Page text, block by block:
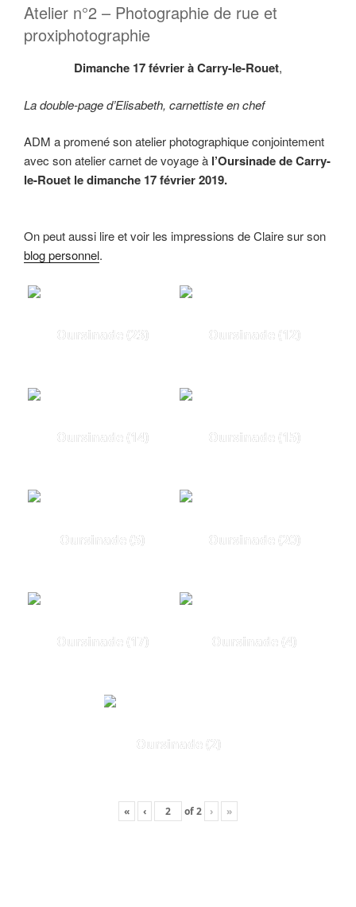
Atelier n°2 – Photographie de rue et
proxiphotographie
Dimanche 17 février à Carry-le-Rouet,
La double-page d’Elisabeth, carnettiste en chef
ADM a promené son atelier photographique conjointement
avec son atelier carnet de voyage à l’Oursinade de Carry-
le-Rouet le dimanche 17 février 2019.
On peut aussi lire et voir les impressions de Claire sur son
blog personnel.
Oursinade (23) Oursinade (12)
Oursinade (14) Oursinade (15)
Oursinade (5) Oursinade (20)
Oursinade (17) Oursinade (4)
Oursinade (2)
« ‹ of2 › »